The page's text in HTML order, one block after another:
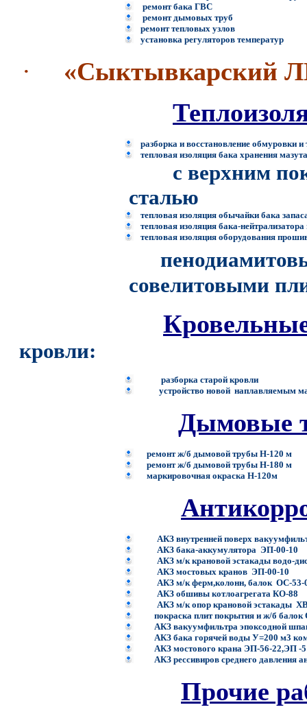
ремонт бака ГВС
ремонт дымовых труб
ремонт тепловых узлов
установка регуляторов температур
·
«Сыктывкарский
разборка и восстановление обмуровки
тепловая изоляция бака хранения
с верхним
сталью
тепловая изоляция обычайки бака
тепловая изоляция бака-
тепловая изоляция оборудования
совелитовыми
кровли:
разборка старой кровли
устройство новой наплавляемым
Дымовые
ремонт ж/б дымовой трубы Н-120 м
ремонт ж/б дымовой трубы Н-180 м
маркировочная окраска Н-120м
АКЗ внутренней поверх
АКЗ бака-аккумулятора ЭП-00-10
АКЗ м/к крановой эстакады водо-
АКЗ мостовых кранов ЭП-00-10
АКЗ м/к ферм,колонн, балок ОС-
АКЗ обшивы котлоагрегата КО-
АКЗ м/к опор крановой
покраска плит покрытия и ж/б
АКЗ вакуумфильтра эпоксодной
АКЗ бака горячей воды У=200 м3
АКЗ мостового крана ЭП-56-22,ЭП
АКЗ рессивиров среднего давления
Прочие